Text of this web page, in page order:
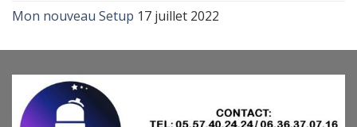
Mon nouveau Setup 17 juillet 2022